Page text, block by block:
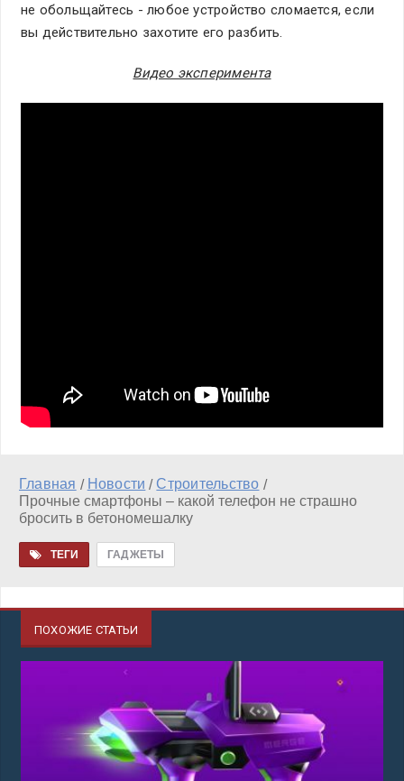
не обольщайтесь - любое устройство сломается, если
вы действительно захотите его разбить.
Видео эксперимента
Главная / Новости / Строительство /
Прочные смартфоны – какой телефон не страшно
бросить в бетономешалку
ТЕГИ ГАДЖЕТЫ
ПОХОЖИЕ СТАТЬИ